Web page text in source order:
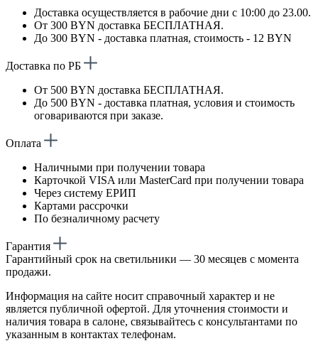
Доставка осуществляется в рабочие дни с 10:00 до 23.00.
От 300 BYN доставка БЕСПЛАТНАЯ.
До 300 BYN - доставка платная, стоимость - 12 BYN
Доставка по РБ
От 500 BYN доставка БЕСПЛАТНАЯ.
До 500 BYN - доставка платная, условия и стоимость
оговариваются при заказе.
Оплата
Наличными при получении товара
Карточкой VISA или MasterCard при получении товара
Через систему ЕРИП
Картами рассрочки
По безналичному расчету
Гарантия
Гарантийный срок на светильники — 30 месяцев с момента
продажи.
Информация на сайте носит справочный характер и не
является публичной офертой. Для уточнения стоимости и
наличия товара в салоне, связывайтесь с консультантами по
указанным в контактах телефонам.